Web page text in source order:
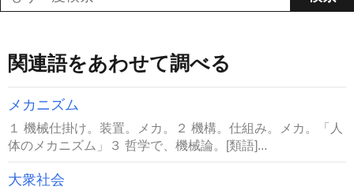
関連語をあわせて調べる
メカニズム
１ 機械仕掛け。装置。メカ。２ 機構。仕組み。メカ。「人
体のメカニズム」３ 哲学で、機械論。[類語]...
大衆社会